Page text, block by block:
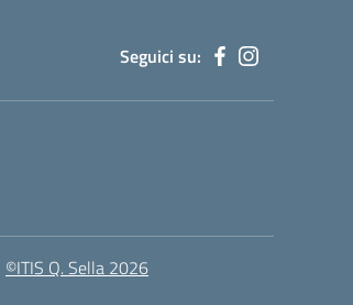
Seguici su:
©ITIS Q. Sella 2026